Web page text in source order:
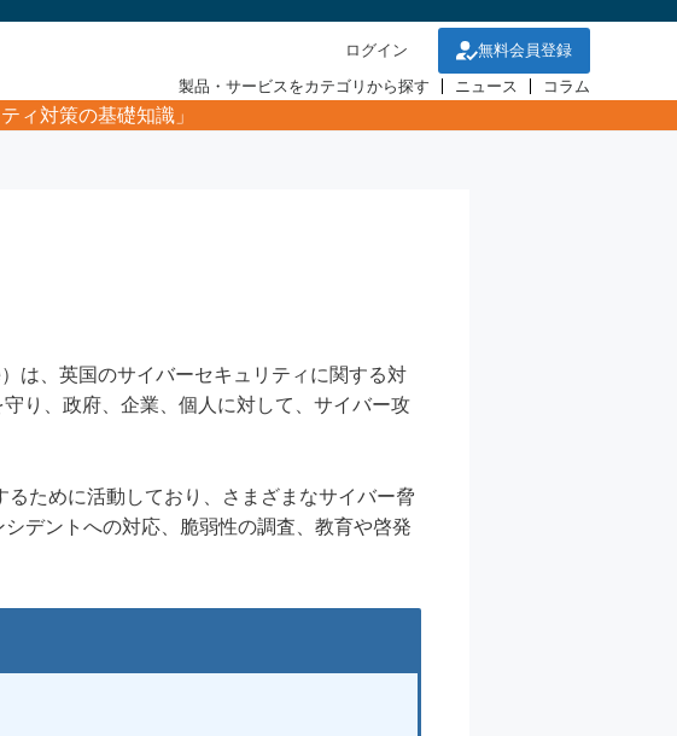
ログイン
無料会員登録
製品・サービスをカテゴリから探す
ニュース コラム
ィ対策の基礎知識」
は、英国のサイバーセキュリティに関する対
り、政府、企業、個人に対して、サイバー攻
ために活動しており、さまざまなサイバー脅
デントへの対応、脆弱性の調査、教育や啓発